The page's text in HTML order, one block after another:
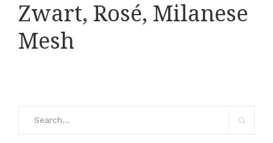
Zwart, Rosé, Milanese
Mesh